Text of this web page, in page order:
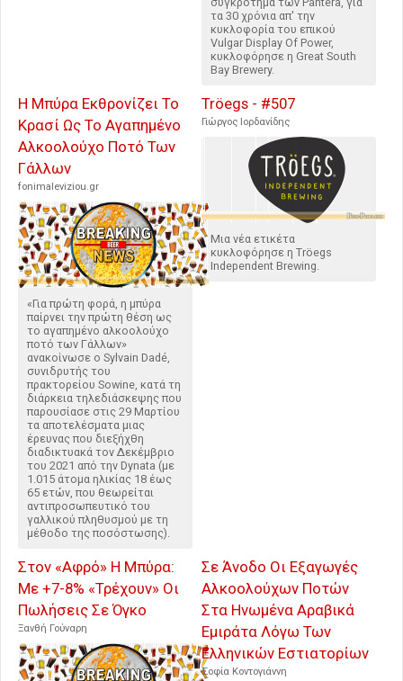
τα 30 χρόνια απ' την
κυκλοφορία του επικού
Vulgar Display Of Power,
κυκλοφόρησε η Great South
Bay Brewery.
Η Μπύρα Εκθρονίζει Το
Κρασί Ως Το Αγαπημένο
Αλκοολούχο Ποτό Των
Γάλλων
fonimaleviziou.gr
«Για πρώτη φορά, η μπύρα
παίρνει την πρώτη θέση ως
το αγαπημένο αλκοολούχο
ποτό των Γάλλων»
ανακοίνωσε ο Sylvain Dadé,
συνιδρυτής του
πρακτορείου Sowine, κατά τη
διάρκεια τηλεδιάσκεψης που
παρουσίασε στις 29 Μαρτίου
τα αποτελέσματα μιας
έρευνας που διεξήχθη
διαδικτυακά τον Δεκέμβριο
του 2021 από την Dynata (με
1.015 άτομα ηλικίας 18 έως
65 ετών, που θεωρείται
αντιπροσωπευτικό του
γαλλικού πληθυσμού με τη
μέθοδο της ποσόστωσης).
Tröegs - #507
Γιώργος Ιορδανίδης
Μια νέα ετικέτα
κυκλοφόρησε η Tröegs
Independent Brewing.
Στον «Αφρό» Η Μπύρα:
Με +7-8% «Τρέχουν» Οι
Πωλήσεις Σε Όγκο
Ξανθή Γούναρη
Σε Άνοδο Οι Εξαγωγές
Αλκοολούχων Ποτών
Στα Ηνωμένα Αραβικά
Εμιράτα Λόγω Των
Ελληνικών Εστιατορίων
Σοφία Κοντογιάννη